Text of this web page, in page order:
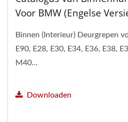
Voor BMW (Engelse
Binnen (Interieur) Deurgrepen
E90, E28, E30, E34, E36, E38,
M40...
Downloaden